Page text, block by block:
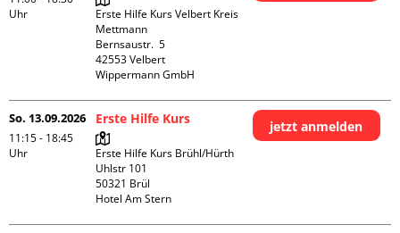
Uhr
Erste Hilfe Kurs Velbert Kreis
Mettmann
Bernsaustr.  5
42553 Velbert
Wippermann GmbH
So. 13.09.2026
11:15 - 18:45
Uhr
Erste Hilfe Kurs
Erste Hilfe Kurs Brühl/Hürth
Uhlstr 101
50321 Brül
Hotel Am Stern
jetzt anmelden